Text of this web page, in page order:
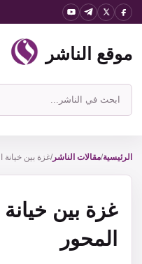
انتقل
المحتوى
موقع الناشر
ابحث
في
الناشر
الرئيسية/مقالات الناشر/غزة بين خيانة
غزة بين
المحور